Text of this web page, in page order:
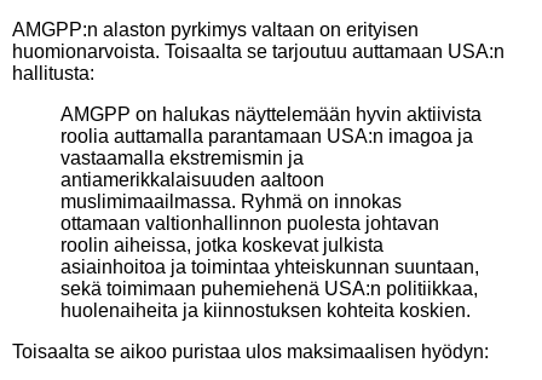
AMGPP:n alaston pyrkimys valtaan on erityisen
huomionarvoista. Toisaalta se tarjoutuu auttamaan USA:n
hallitusta:
AMGPP on halukas näyttelemään hyvin aktiivista
roolia auttamalla parantamaan USA:n imagoa ja
vastaamalla ekstremismin ja
antiamerikkalaisuuden aaltoon
muslimimaailmassa. Ryhmä on innokas
ottamaan valtionhallinnon puolesta johtavan
roolin aiheissa, jotka koskevat julkista
asiainhoitoa ja toimintaa yhteiskunnan suuntaan,
sekä toimimaan puhemiehenä USA:n politiikkaa,
huolenaiheita ja kiinnostuksen kohteita koskien.
Toisaalta se aikoo puristaa ulos maksimaalisen hyödyn: